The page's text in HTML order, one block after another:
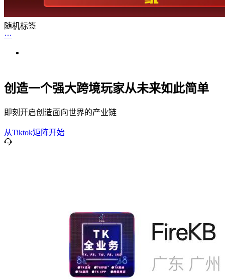
随机标签
创造一个强大跨境玩家从未来如此简单
即刻开启创造面向世界的产业链
从Tiktok矩阵开始